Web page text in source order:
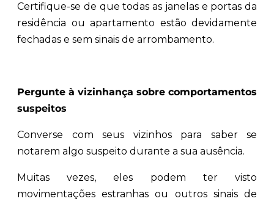
Certifique-se de que todas as janelas e portas da
residência ou apartamento estão devidamente
fechadas e sem sinais de arrombamento.
Pergunte à vizinhança sobre comportamentos
suspeitos
Converse com seus vizinhos para saber se
notarem algo suspeito durante a sua ausência.
Muitas vezes, eles podem ter visto
movimentações estranhas ou outros sinais de